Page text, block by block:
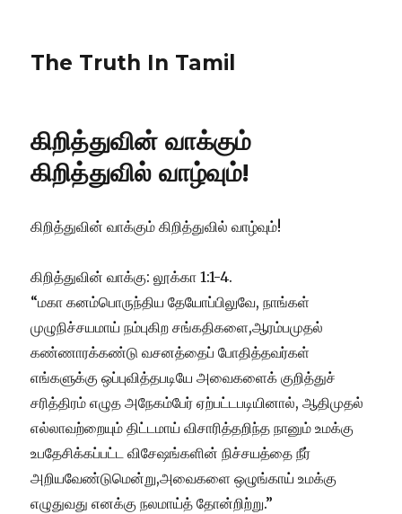
The Truth In Tamil
கிறித்துவின் வாக்கும்
கிறித்துவில் வாழ்வும்!
கிறித்துவின் வாக்கும் கிறித்துவில் வாழ்வும்!
கிறித்துவின் வாக்கு: லூக்கா 1:1-4.
“மகா கனம்பொருந்திய தேயோப்பிலுவே, நாங்கள்
முழுநிச்சயமாய் நம்புகிற சங்கதிகளை,ஆரம்பமுதல்
கண்ணாரக்கண்டு வசனத்தைப் போதித்தவர்கள்
எங்களுக்கு ஒப்புவித்தபடியே அவைகளைக் குறித்துச்
சரித்திரம் எழுத அநேகம்பேர் ஏற்பட்டபடியினால், ஆதிமுதல்
எல்லாவற்றையும் திட்டமாய் விசாரித்தறிந்த நானும் உமக்கு
உபதேசிக்கப்பட்ட விசேஷங்களின் நிச்சயத்தை நீர்
அறியவேண்டுமென்று,அவைகளை ஒழுங்காய் உமக்கு
எழுதுவது எனக்கு நலமாய்த் தோன்றிற்று.”